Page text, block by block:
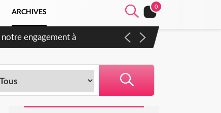
ARCHIVES
0
un exclu